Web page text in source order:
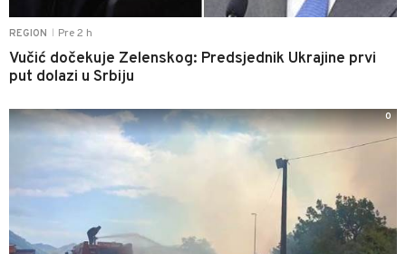
REGION Pre 2 h
Vučić dočekuje Zelenskog: Predsjednik Ukrajine prvi
put dolazi u Srbiju
0